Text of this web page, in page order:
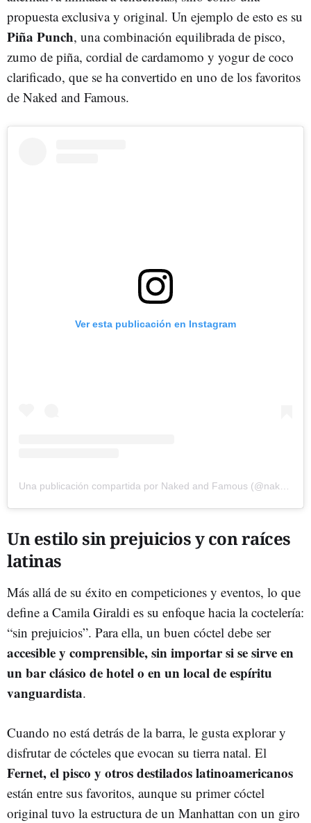
propuesta exclusiva y original. Un ejemplo de esto es su
Piña Punch, una combinación equilibrada de pisco,
zumo de piña, cordial de cardamomo y yogur de coco
clarificado, que se ha convertido en uno de los favoritos
de Naked and Famous.
Ver esta publicación en Instagram
Una publicación compartida por Naked and Famous (@nakedandfamous_)
Un estilo sin prejuicios y con raíces
latinas
Más allá de su éxito en competiciones y eventos, lo que
define a Camila Giraldi es su enfoque hacia la coctelería:
“sin prejuicios”. Para ella, un buen cóctel debe ser
accesible y comprensible, sin importar si se sirve en
un bar clásico de hotel o en un local de espíritu
vanguardista.
Cuando no está detrás de la barra, le gusta explorar y
disfrutar de cócteles que evocan su tierra natal. El
Fernet, el pisco y otros destilados latinoamericanos
están entre sus favoritos, aunque su primer cóctel
original tuvo la estructura de un Manhattan con un giro